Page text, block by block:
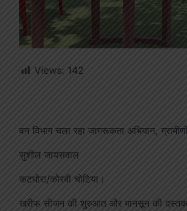
Views: 142
वन विभाग चला रहा जागरूकता अभियान,
सुशील जायसवाल
कटघोरा/कोरबी चोटिया।
खरीफ सीजन की शुरुआत और मानसून की दस्तक के